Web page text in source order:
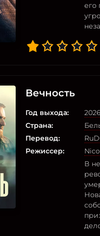
его
Вечность
Год выхода:
2026
Страна:
Перевод:
Режиссер:
В